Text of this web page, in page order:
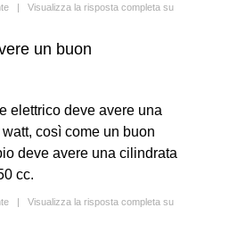
| Visualizza la risposta completa su
un buon
elettrico deve avere una
così come un buon
deve avere una cilindrata
cc.
| Visualizza la risposta completa su